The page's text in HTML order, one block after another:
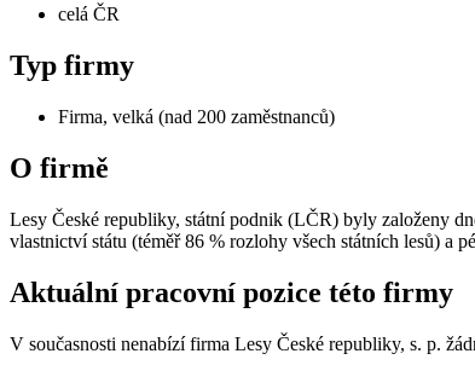
celá ČR
Typ firmy
Firma, velká (nad 200 zaměstnanců)
O firmě
Lesy České republiky, státní podnik (LČR) byly založeny
vlastnictví státu (téměř 86 % rozlohy všech státních lesů) a
Aktuální pracovní pozice této firmy
V současnosti nenabízí firma Lesy České republiky, s. p.